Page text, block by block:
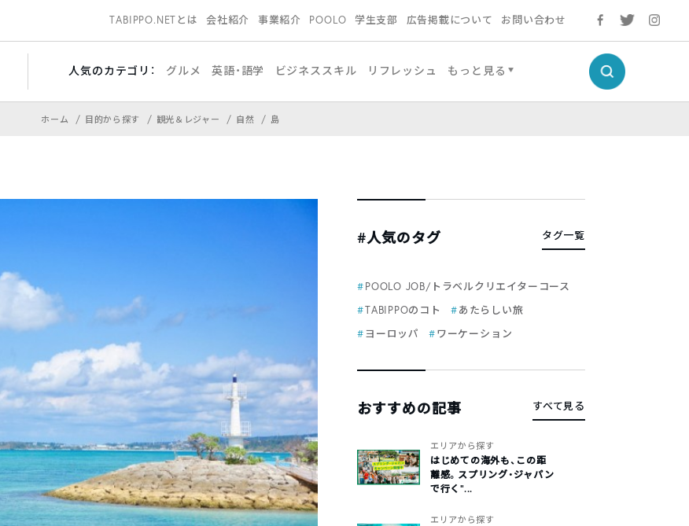
TABIPPO.NETとは 会社紹介 事業紹介 POOLO 学生支部 広告掲載について お問い合わせ
人気のカテゴリ： グルメ 英語・語学 ビジネススキル リフレッシュ もっと見る
ホーム 目的から探す 観光＆レジャー 自然 島
#人気のタグ タグ一覧
POOLO JOB/トラベルクリエイターコース
TABIPPOのコト
あたらしい旅
ヨーロッパ
ワーケーション
おすすめの記事 すべて見る
エリアから探す
はじめての海外も、この距
離感。スプリング・ジャパン
で行く“...
エリアから探す